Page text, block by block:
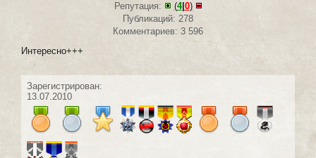
Репутация:
(4| 0)
Публикаций: 278
Комментариев: 3 596
Интересно+++
Зарегистрирован:
13.07.2010